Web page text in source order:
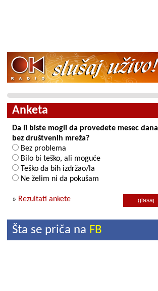
Anketa
Da li biste mogli da provedete mesec dana
bez društvenih mreža?
Bez problema
Bilo bi teško, ali moguće
Teško da bih izdržao/la
Ne želim ni da pokušam
» Rezultati ankete
Šta se priča na FB